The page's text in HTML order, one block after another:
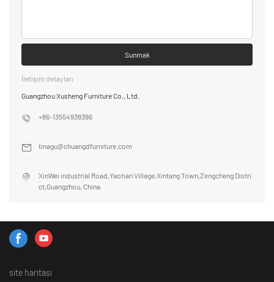
Sunmak
İletişim detayları
Guangzhou Xusheng Furniture Co., Ltd.
+86-13554938386
tinagu@chuangdfurniture.com
XinWei industrial Road,Yaotian Village,Xintang Town,Zengcheng Distri
ct,Guangzhou, China
site haritası